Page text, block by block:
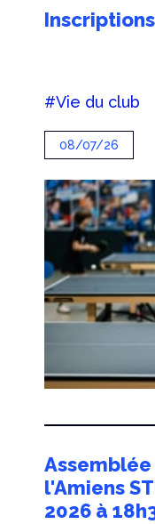
#Vie du club
08/07/26
l'Amiens
2026 à